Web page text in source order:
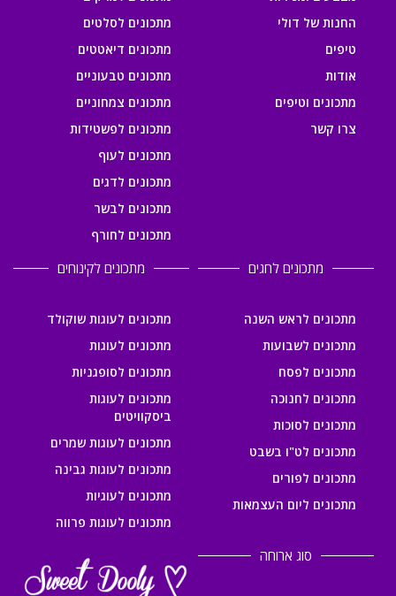
החנות של דולי
טיפים
אודות
מתכונים וטיפים
צרו קשר
מתכונים לסלטים
מתכונים דיאטטים
מתכונים טבעוניים
מתכונים צמחוניים
מתכונים לפשטידות
מתכונים לעוף
מתכונים לדגים
מתכונים לבשר
מתכונים לחורף
מתכונים לחגים
מתכונים לראש השנה
מתכונים לשבועות
מתכונים לפסח
מתכונים לחנוכה
מתכונים לסוכות
מתכונים לט"ו בשבט
מתכונים לפורים
מתכונים ליום העצמאות
מתכונים לקינוחים
מתכונים לעוגות שוקולד
מתכונים לעוגות
מתכונים לסופגניות
מתכונים לעוגות
ביסקוויטים
מתכונים לעוגות שמרים
מתכונים לעוגות גבינה
מתכונים לעוגיות
מתכונים לעוגות פרווה
סוג ארוחה